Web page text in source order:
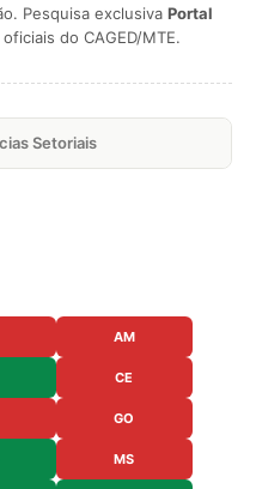
Pesquisa exclusiva Portal
do CAGED/MTE.
Setoriais
AM
CE
GO
MS